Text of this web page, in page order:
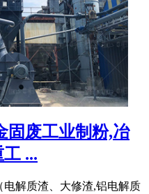
固废工业制粉,冶
...
解质渣、大修渣,铝电解质